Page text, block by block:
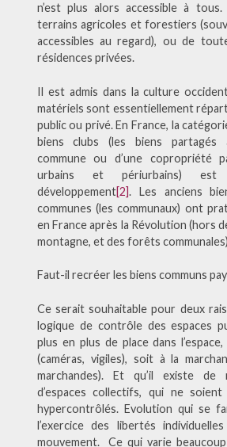
n’est plus alors accessible à
terrains agricoles et forestiers
accessibles au regard), ou de
résidences privées.
Il est admis dans la culture
matériels sont essentiellement
public ou privé. En France, la
biens clubs (les biens partagés
commune ou d’une copropriété
urbains et périurbains)
développement[2]. Les anciens
communes (les communaux) ont
en France après la Révolution (hors
montagne, et des forêts
Faut-il recréer les biens communs
Ce serait souhaitable pour deux
logique de contrôle des espaces
plus en plus de place dans
(caméras, vigiles), soit à la
marchandes). Et qu’il existe de
d’espaces collectifs, qui ne
hypercontrôlés. Evolution qui se
l’exercice des libertés
mouvement. Ce qui varie